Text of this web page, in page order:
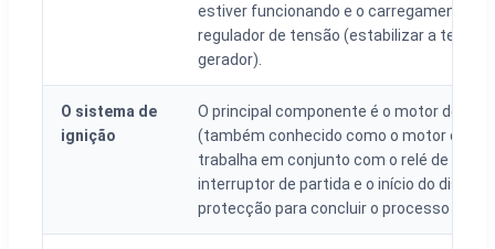
estiver funcionando e o carregamento da
regulador de tensão (estabilizar a tensão
gerador).
O sistema de
ignição
O principal componente é o motor de
(também conhecido como o motor de
trabalha em conjunto com o relé de
interruptor de partida e o início do
protecção para concluir o processo de